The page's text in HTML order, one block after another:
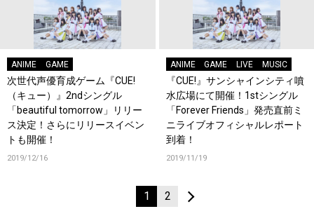
ANIME GAME
次世代声優育成ゲーム『CUE!
（キュー）』2ndシングル
「beautiful tomorrow」リリー
ス決定！さらにリリースイベン
トも開催！
2019/12/16
ANIME GAME LIVE MUSIC
『CUE!』サンシャインシティ噴
水広場にて開催！1stシングル
「Forever Friends」発売直前ミ
ニライブオフィシャルレポート
到着！
2019/11/19
1 2